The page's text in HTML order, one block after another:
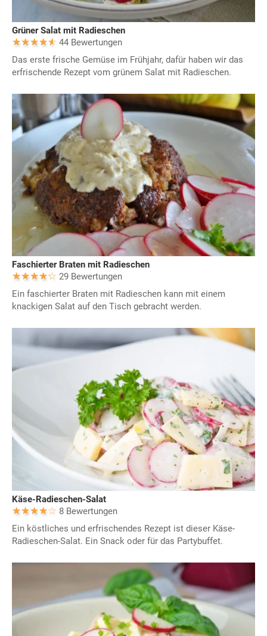
Grüner Salat mit Radieschen
44 Bewertungen
Das erste frische Gemüse im Frühjahr, dafür haben wir das
erfrischende Rezept vom grünem Salat mit Radieschen.
Faschierter Braten mit Radieschen
29 Bewertungen
Ein faschierter Braten mit Radieschen kann mit einem
knackigen Salat auf den Tisch gebracht werden.
Käse-Radieschen-Salat
8 Bewertungen
Ein köstliches und erfrischendes Rezept ist dieser Käse-
Radieschen-Salat. Ein Snack oder für das Partybuffet.